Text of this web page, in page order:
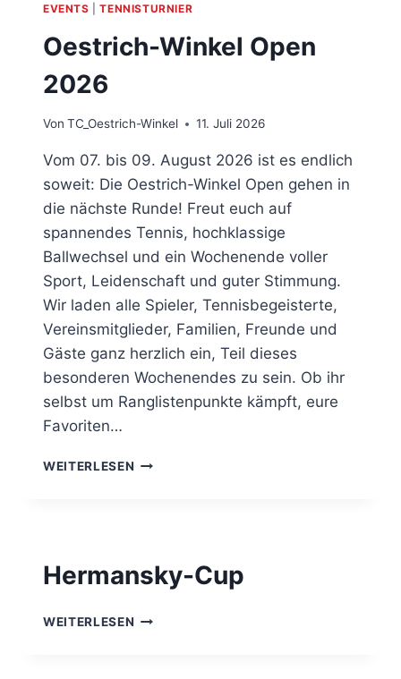
EVENTS |TENNISTURNIER
Oestrich-Winkel Open
2026
Von TC_Oestrich-Winkel 11. Juli 2026
Vom 07. bis 09. August 2026 ist es endlich
soweit: Die Oestrich-Winkel Open gehen in
die nächste Runde! Freut euch auf
spannendes Tennis, hochklassige
Ballwechsel und ein Wochenende voller
Sport, Leidenschaft und guter Stimmung.
Wir laden alle Spieler, Tennisbegeisterte,
Vereinsmitglieder, Familien, Freunde und
Gäste ganz herzlich ein, Teil dieses
besonderen Wochenendes zu sein. Ob ihr
selbst um Ranglistenpunkte kämpft, eure
Favoriten…
WEITERLESEN OESTRICH-
Hermansky-Cup
WEITERLESEN HERMANSKY-